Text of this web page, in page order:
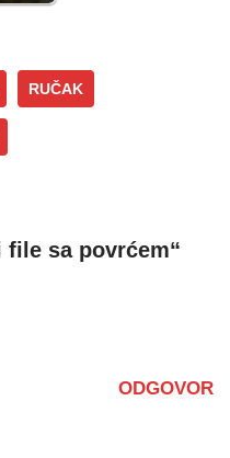
RUČAK
sa povrćem“
ODGOVOR